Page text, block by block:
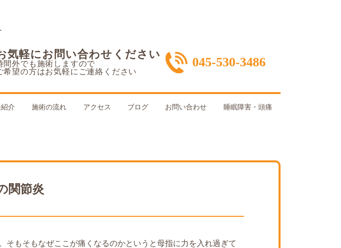
気軽にお問い合わせください
間外でも施術しますので
希望の方はお気軽にご連絡ください
045-530-3486
介 施術の流れ アクセス ブログ お問い合わせ 睡眠障害・頭痛
関節炎
もそもなぜここが痛くなるのかというと母指に力を入れ過ぎて